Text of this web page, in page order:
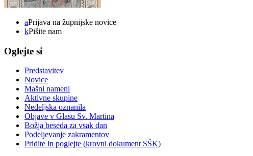
aPrijava na župnijske novice
kPišite nam
Oglejte si
Predstavitev
Novice
Mašni nameni
Aktivne skupine
Nedeljska oznanila
Objave v Glasu Sv. Martina
Božja beseda za vsak dan
Podeljevanje zakramentov
Pridite in poglejte (krovni dokument SŠK)